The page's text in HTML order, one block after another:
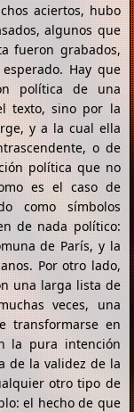
aciertos, hubo
algunos que
fueron grabados,
Hay que
política de una
texto, sino por la
y a la cual ella
o de
política que no
es el caso de
como símbolos
de nada político:
de París, y la
Por otro lado,
una larga lista de
veces, una
transformarse en
la pura intención
de la validez de la
otro tipo de
el hecho de que